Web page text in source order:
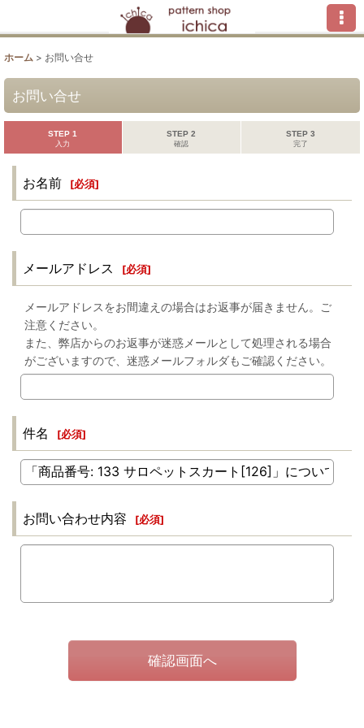
ホーム > お問い合せ
お問い合せ
STEP 1
入力
STEP 2
確認
STEP 3
完了
お名前 [必須]
メールアドレス [必須]
メールアドレスをお間違えの場合はお返事が届きません。ご
注意ください。
また、弊店からのお返事が迷惑メールとして処理される場合
がございますので、迷惑メールフォルダもご確認ください。
件名 [必須]
お問い合わせ内容 [必須]
確認画面へ